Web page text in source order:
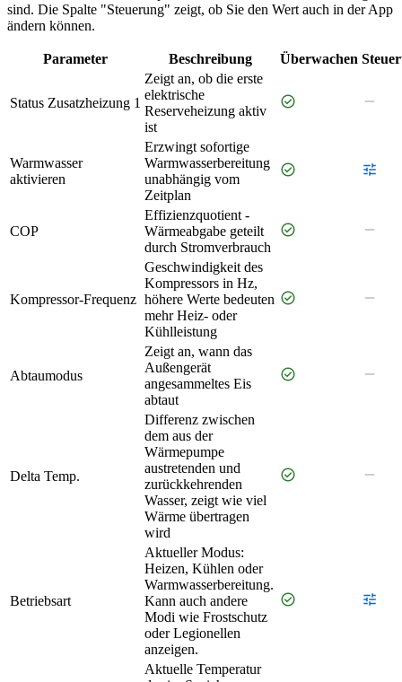
sind. Die Spalte "Steuerung" zeigt, ob Sie den Wert auch in der App
ändern können.
Parameter Beschreibung Überwachen
Status Zusatzheizung 1
Zeigt an, ob die erste
elektrische
Reserveheizung aktiv
ist
check_circle remove
Warmwasser
aktivieren
Erzwingt sofortige
Warmwasserbereitung
unabhängig vom
Zeitplan
check_circle tune
COP
Effizienzquotient -
Wärmeabgabe geteilt
durch Stromverbrauch
check_circle remove
Kompressor-Frequenz
Geschwindigkeit des
Kompressors in Hz,
höhere Werte bedeuten
mehr Heiz- oder
Kühlleistung
check_circle remove
Abtaumodus
Zeigt an, wann das
Außengerät
angesammeltes Eis
abtaut
check_circle remove
Delta Temp.
Differenz zwischen
dem aus der
Wärmepumpe
austretenden und
zurückkehrenden
Wasser, zeigt wie viel
Wärme übertragen
wird
check_circle remove
Betriebsart
Aktueller Modus:
Heizen, Kühlen oder
Warmwasserbereitung.
Kann auch andere
Modi wie Frostschutz
oder Legionellen
anzeigen.
check_circle tune
Aktuelle Temperatur